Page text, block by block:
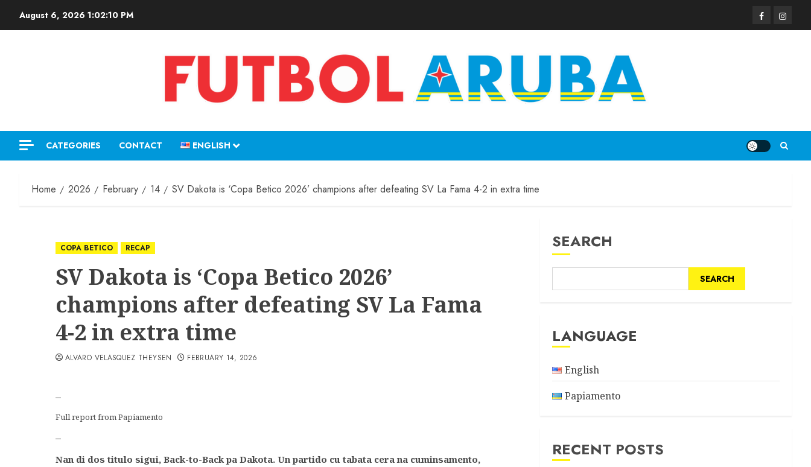
August 6, 2026 1:02:12 PM
CATEGORIES CONTACT ENGLISH
Home 2026 February 14 SV Dakota is ‘Copa Betico 2026’ champions after defeating SV La Fama 4-2 in extra time
COPA BETICO RECAP
SV Dakota is ‘Copa Betico 2026’
champions after defeating SV La Fama
4-2 in extra time
ALVARO VELASQUEZ THEYSEN FEBRUARY 14, 2026
–
Full report from Papiamento
–
Nan di dos titulo sigui, Back-to-Back pa Dakota. Un partido cu tabata cera na cuminsamento,
SEARCH
SEARCH
LANGUAGE
English
Papiamento
RECENT POSTS